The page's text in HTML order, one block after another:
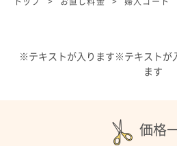
※テキストが入ります※テキストが
ます
価格